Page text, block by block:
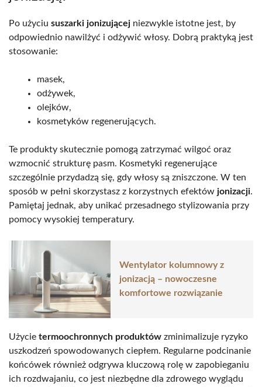
Po użyciu suszarki jonizującej niezwykle istotne jest, by
odpowiednio nawilżyć i odżywić włosy. Dobrą praktyką jest
stosowanie:
masek,
odżywek,
olejków,
kosmetyków regenerujących.
Te produkty skutecznie pomogą zatrzymać wilgoć oraz
wzmocnić strukturę pasm. Kosmetyki regenerujące
szczególnie przydadzą się, gdy włosy są zniszczone. W ten
sposób w pełni skorzystasz z korzystnych efektów jonizacji.
Pamiętaj jednak, aby unikać przesadnego stylizowania przy
pomocy wysokiej temperatury.
Wentylator kolumnowy z
jonizacją – nowoczesne
komfortowe rozwiązanie
Użycie termoochronnych produktów zminimalizuje ryzyko
uszkodzeń spowodowanych ciepłem. Regularne podcinanie
końcówek również odgrywa kluczową rolę w zapobieganiu
ich rozdwajaniu, co jest niezbędne dla zdrowego wyglądu